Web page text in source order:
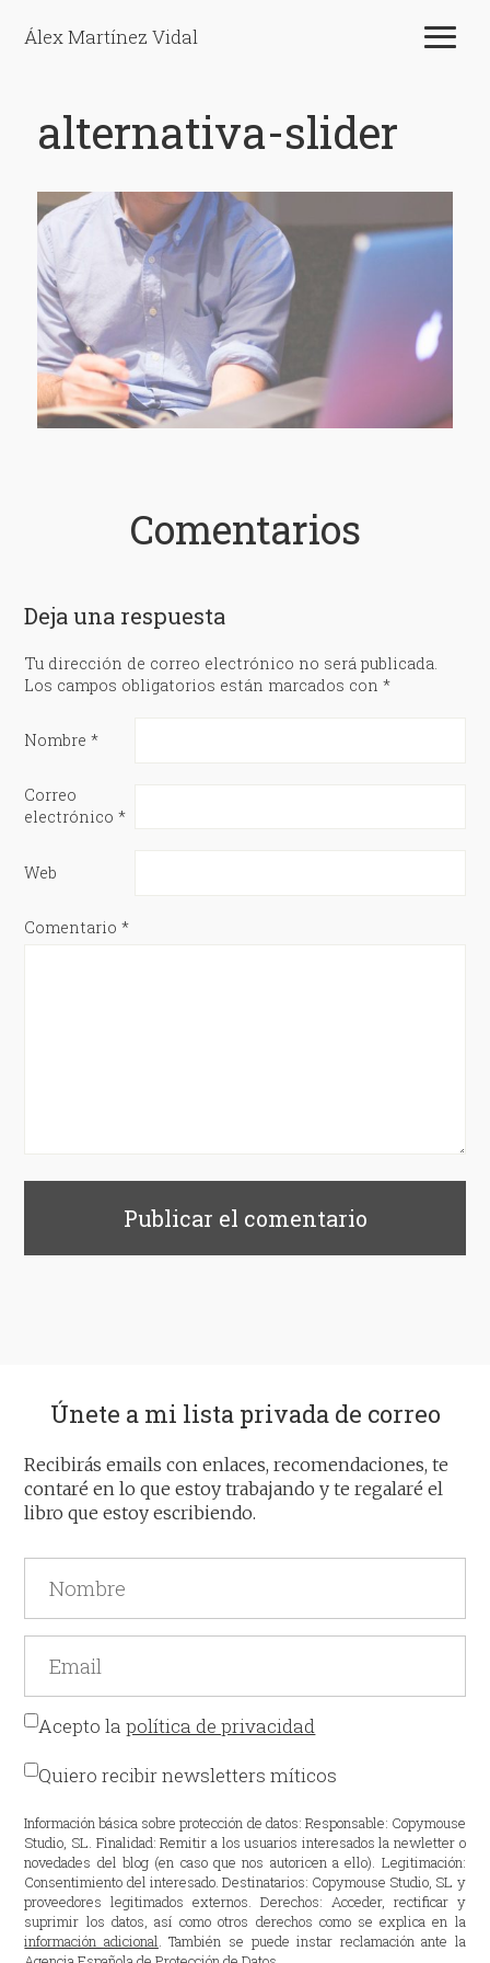
Álex Martínez Vidal
alternativa-slider
Comentarios
Deja una respuesta
Tu dirección de correo electrónico no será publicada.
Los campos obligatorios están marcados con*
Nombre*
Correo
electrónico*
Web
Comentario*
Únete a mi lista privada de correo
Recibirás emails con enlaces, recomendaciones, te
contaré en lo que estoy trabajando y te regalaré el
libro que estoy escribiendo.
Acepto lapolítica de privacidad
Quiero recibir newsletters míticos
Información básica sobre protección de datos: Responsable: Copymouse
Studio, SL. Finalidad: Remitir a los usuarios interesados la newletter o
novedades del blog (en caso que nos autoricen a ello). Legitimación:
Consentimiento del interesado. Destinatarios: Copymouse Studio, SL y
proveedores legitimados externos. Derechos: Acceder, rectificar y
suprimir los datos, así como otros derechos como se explica en la
información adicional. También se puede instar reclamación ante la